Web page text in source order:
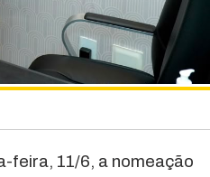
feira, 11/6, a nomeação